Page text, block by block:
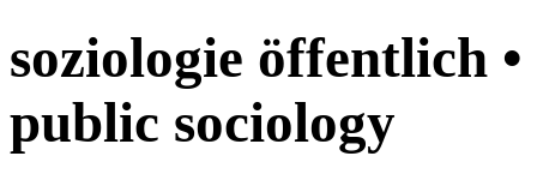
soziologie öffentlich
public sociology